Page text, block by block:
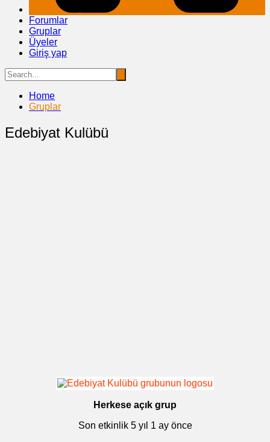
Forumlar
Gruplar
Üyeler
Giriş yap
Home
Gruplar
Edebiyat Kulübü
Herkese açık grup
Son etkinlik 5 yıl 1 ay önce